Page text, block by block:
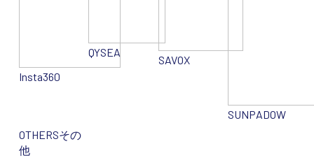
Insta360
QYSEA
SAVOX
SUNPADOW
OTHERSその
他